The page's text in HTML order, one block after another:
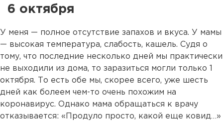
6 октября
У меня — полное отсутствие запахов и вкуса. У мамы
— высокая температура, слабость, кашель. Судя о
тому, что последние несколько дней мы практически
не выходили из дома, то заразиться могли только 1
октября. То есть обе мы, скорее всего, уже шесть
дней как болеем чем-то очень похожим на
коронавирус. Однако мама обращаться к врачу
отказывается: «Продуло просто, какой еще ковид…»